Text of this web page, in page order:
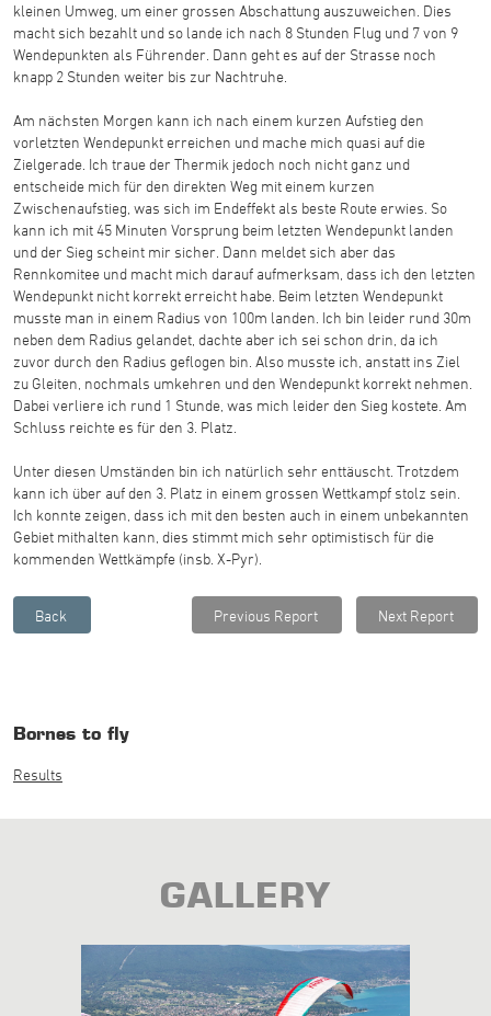
kleinen Umweg, um einer grossen Abschattung auszuweichen. Dies
macht sich bezahlt und so lande ich nach 8 Stunden Flug und 7 von 9
Wendepunkten als Führender. Dann geht es auf der Strasse noch
knapp 2 Stunden weiter bis zur Nachtruhe.
Am nächsten Morgen kann ich nach einem kurzen Aufstieg den
vorletzten Wendepunkt erreichen und mache mich quasi auf die
Zielgerade. Ich traue der Thermik jedoch noch nicht ganz und
entscheide mich für den direkten Weg mit einem kurzen
Zwischenaufstieg, was sich im Endeffekt als beste Route erwies. So
kann ich mit 45 Minuten Vorsprung beim letzten Wendepunkt landen
und der Sieg scheint mir sicher. Dann meldet sich aber das
Rennkomitee und macht mich darauf aufmerksam, dass ich den letzten
Wendepunkt nicht korrekt erreicht habe. Beim letzten Wendepunkt
musste man in einem Radius von 100m landen. Ich bin leider rund 30m
neben dem Radius gelandet, dachte aber ich sei schon drin, da ich
zuvor durch den Radius geflogen bin. Also musste ich, anstatt ins Ziel
zu Gleiten, nochmals umkehren und den Wendepunkt korrekt nehmen.
Dabei verliere ich rund 1 Stunde, was mich leider den Sieg kostete. Am
Schluss reichte es für den 3. Platz.
Unter diesen Umständen bin ich natürlich sehr enttäuscht. Trotzdem
kann ich über auf den 3. Platz in einem grossen Wettkampf stolz sein.
Ich konnte zeigen, dass ich mit den besten auch in einem unbekannten
Gebiet mithalten kann, dies stimmt mich sehr optimistisch für die
kommenden Wettkämpfe (insb. X-Pyr).
Bornes to fly
Results
GALLERY